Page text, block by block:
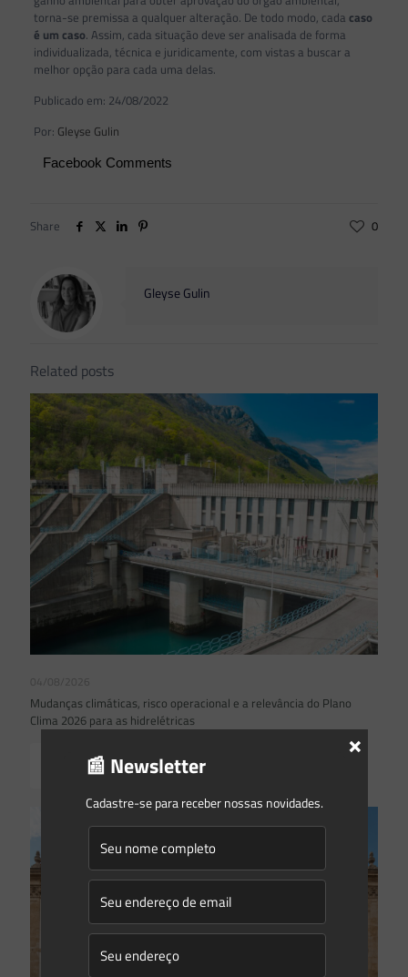
torna-se premissa a qualquer alteração. De todo modo, cada caso
é um caso. Assim, cada situação deve ser analisada de forma
individualizada, técnica e juridicamente, com vistas a buscar a
melhor opção para cada uma delas.
Publicado em: 24/08/2022
Por: Gleyse Gulin
Facebook Comments
Share 0
Gleyse Gulin
Related posts
04/08/2026
Mudanças climáticas, risco operacional e a relevância do Plano
Clima 2026 para as hidrelétricas
Read more
📰 Newsletter
Cadastre-se para receber nossas novidades.
×